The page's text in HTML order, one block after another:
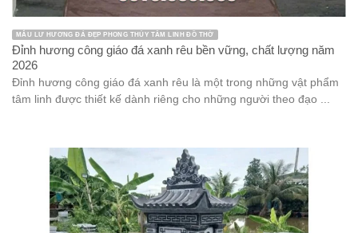
MẪU LƯ HƯƠNG ĐÁ ĐẸP PHONG THỦY TÂM LINH ĐỒ THỜ
Đỉnh hương công giáo đá xanh rêu bền vững, chất lượng năm
2026
Đỉnh hương công giáo đá xanh rêu là một trong những vật phẩm
tâm linh được thiết kế dành riêng cho những người theo đạo ...